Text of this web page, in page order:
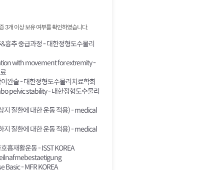
3개 이상 보유 여부를 확인하였습니다.
흉추 중급과정 - 대한정형도수물리
with movement for extremity -
완술 - 대한정형도수물리치료학회
pelvic stability - 대한정형도수물리
지 질환에 대한 운동 적용) - medical
지 질환에 대한 운동 적용) - medical
흡재활운동 - ISST KOREA
Basic - MFR KOREA